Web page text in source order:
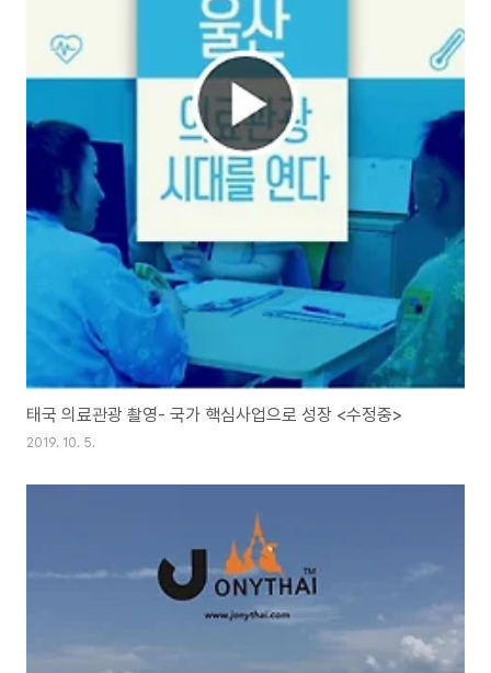
태국 의료관광 촬영- 국가 핵심사업으로 성장 <수정중>
2019. 10. 5.